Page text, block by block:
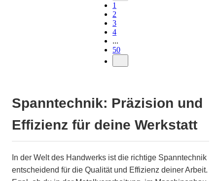
1
2
3
4
...
50
Spanntechnik: Präzision und
Effizienz für deine Werkstatt
In der Welt des Handwerks ist die richtige Spanntechnik
entscheidend für die Qualität und Effizienz deiner Arbeit.